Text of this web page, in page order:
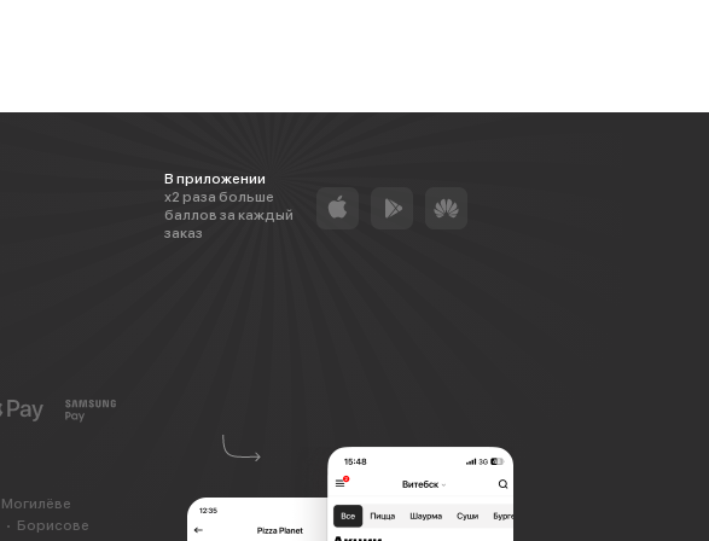
В приложении
х2 раза больше
баллов за каждый
заказ
Могилёве
Борисове